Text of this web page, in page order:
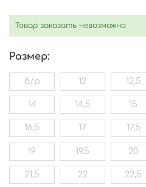
Товар заказать невозможно
Размер:
б/р 12 12,5
14 14,5 15
16,5 17 17,5
19 19,5 20
21,5 22 22,5